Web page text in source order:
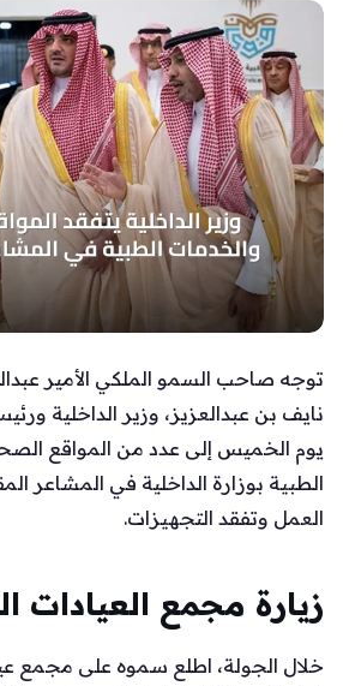
توجه صاحب السمو الملكي الأمير
نايف بن عبدالعزيز، وزير الداخلية
يوم الخميس إلى عدد من المواقع
الطبية بوزارة الداخلية في المشاعر
العمل وتفقد التجهيزات.
زيارة مجمع العيادات
خلال الجولة، اطلع سموه على مجمع